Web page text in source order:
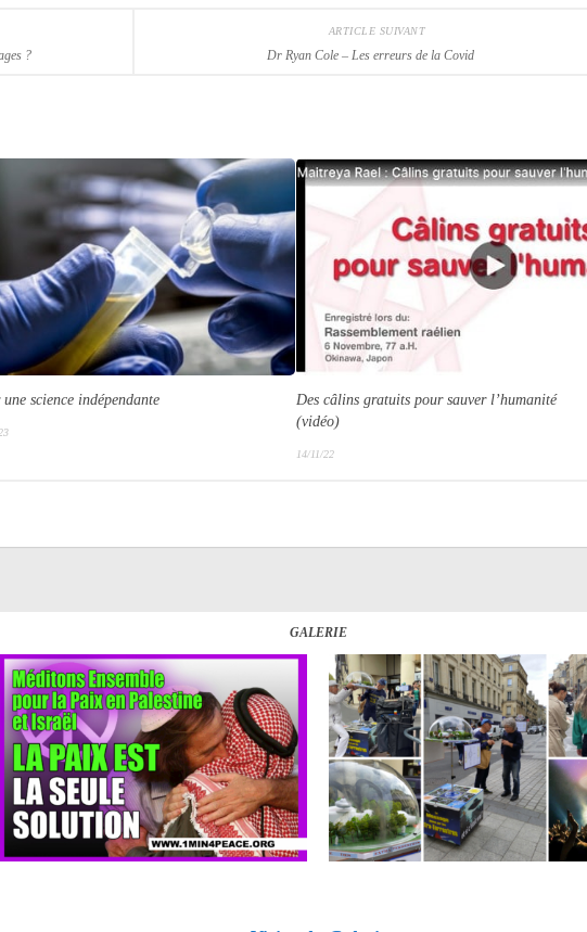
ARTICLE SUIVANT
Dr Ryan Cole – Les erreurs de la Covid
?
science indépendante
Des câlins gratuits pour sauver l’humanité
(vidéo)
14/11/22
GALERIE